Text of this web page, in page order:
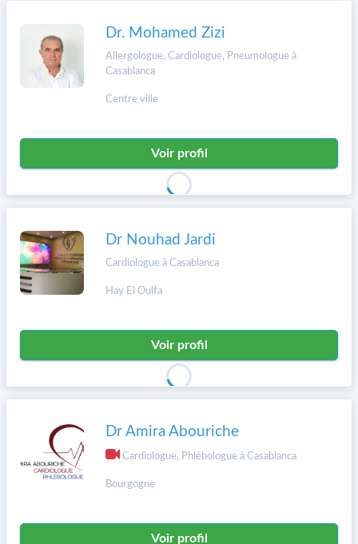
Dr. Mohamed Zizi
Allergologue, Cardiologue, Pneumologue à
Casablanca
Centre ville
Voir profil
Dr Nouhad Jardi
Cardiologue à Casablanca
Hay El Oulfa
Voir profil
Dr Amira Abouriche
Cardiologue, Phlébologue à Casablanca
Bourgogne
Voir profil